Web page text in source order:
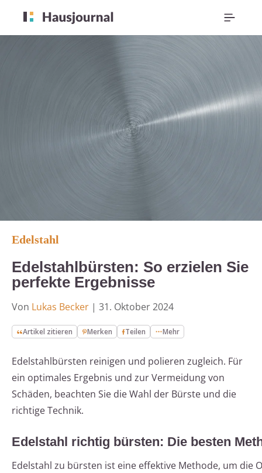
Edelstahl
Edelstahlbürsten: So erzielen Sie
perfekte Ergebnisse
Von Lukas Becker | 31. Oktober 2024
Artikel zitieren Merken Teilen Mehr
Edelstahlbürsten reinigen und polieren zugleich. Für
ein optimales Ergebnis und zur Vermeidung von
Schäden, beachten Sie die Wahl der Bürste und die
richtige Technik.
Edelstahl richtig bürsten: Die besten
Edelstahl zu bürsten ist eine effektive Methode, um die